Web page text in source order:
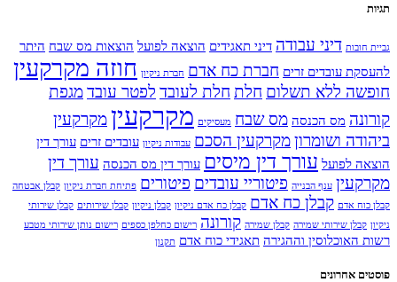
תגיות
גביית חובות דיני עבודה דיני תאגידים הוצאה לפועל הוצאות מס שבח היתר
להעסקת עובדים זרים חברת כח אדם חברת ניקיון חוזה מקרקעין
חופשה ללא תשלום חלת חלת לעובד לפטר עובדמגפת
קורונה מס הכנסה מס שבח מעסיקים מקרקעין מקרקעין
ביהודה ושומרוןמקרקעין הסכם עבודות ניקיון עובדים זרים עורך דין
הוצאה לפועל עורך דין מיסים עורך דין מס הכנסה עורך דין
מקרקעין ענף הבנייה פיטוריי עובדים פיטורים פתיחת חברת ניקיון קבלן אבטחה
קבלן כוח אדם קבלן כח אדם קבלן כח אדם ניקיון קבלן ניקיון קבלן שירותים קבלן שירותי
ניקיון קבלן שירותי שמירה קבלן שמירה קורונה רישום כחלפן כספים רישום נותן שירותי מטבע
רשות האוכלוסין וההגירה תאגידי כוח אדם תקנון
פוסטים אחרונים